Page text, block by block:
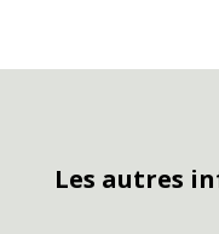
Les autres